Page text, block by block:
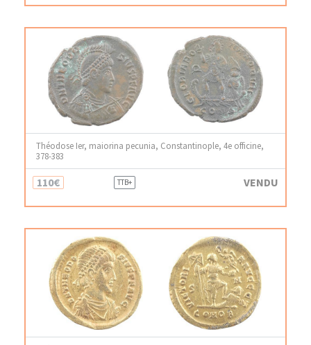
Théodose Ier, maiorina pecunia, Constantinople, 4e officine,
378-383
110€ TTB+ VENDU